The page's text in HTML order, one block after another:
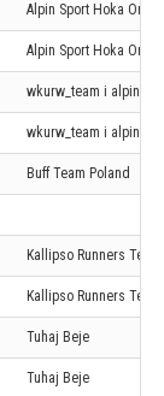
Alpin Sport Hoka One
Alpin Sport Hoka One
wkurw_team i alpinista
wkurw_team i alpinista
Buff Team Poland
Kallipso Runners Team
Kallipso Runners Team
Tuhaj Beje
Tuhaj Beje